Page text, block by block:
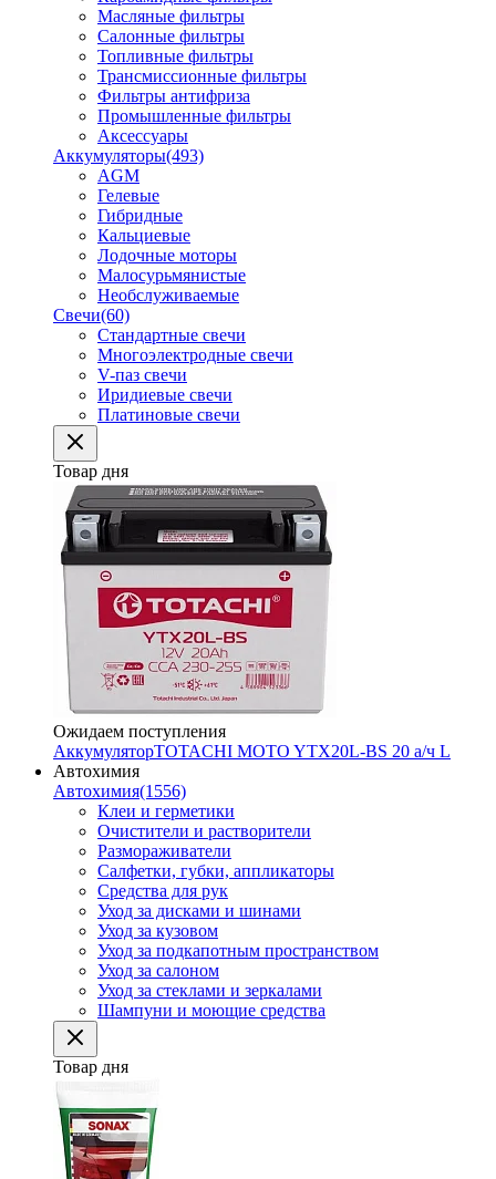
Масляные фильтры
Салонные фильтры
Топливные фильтры
Трансмиссионные фильтры
Фильтры антифриза
Промышленные фильтры
Аксессуары
Аккумуляторы(493)
AGM
Гелевые
Гибридные
Кальциевые
Лодочные моторы
Малосурьмянистые
Необслуживаемые
Свечи(60)
Стандартные свечи
Многоэлектродные свечи
V-паз свечи
Иридиевые свечи
Платиновые свечи
Товар дня
Ожидаем поступления
АккумуляторTOTACHI MOTO YTX20L-BS 20 а/ч L
Автохимия
Автохимия(1556)
Клеи и герметики
Очистители и растворители
Размораживатели
Салфетки, губки, аппликаторы
Средства для рук
Уход за дисками и шинами
Уход за кузовом
Уход за подкапотным пространством
Уход за салоном
Уход за стеклами и зеркалами
Шампуни и моющие средства
Товар дня